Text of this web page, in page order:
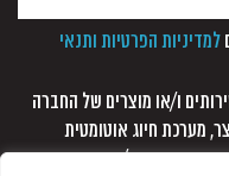
למדיניות הפרטיות ותנאי
ו/או מוצרים של החברה
מערכת חיוג אוטומטית
אחרת ממני/